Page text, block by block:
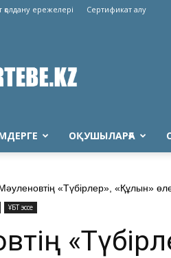
қолдану ережелері Сертификат алу
ОҚУШЫЛАРҒА
«Түбірлер», «Құлын»
ҰБТ эссе